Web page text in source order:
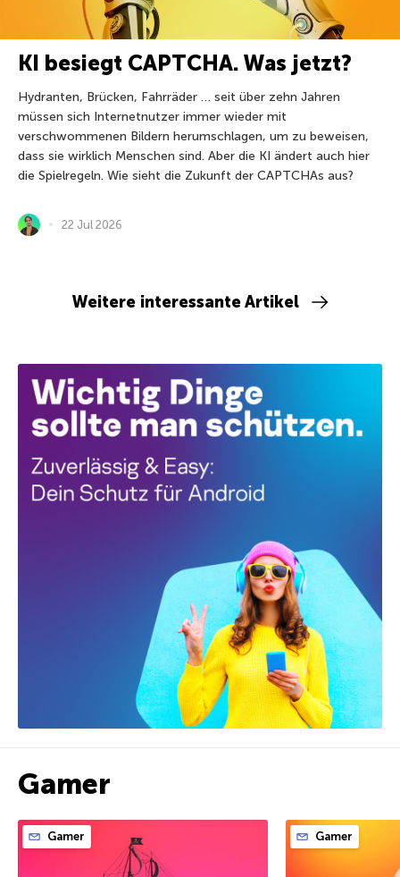
KI besiegt CAPTCHA. Was jetzt?
Hydranten, Brücken, Fahrräder … seit über zehn Jahren
müssen sich Internetnutzer immer wieder mit
verschwommenen Bildern herumschlagen, um zu beweisen,
dass sie wirklich Menschen sind. Aber die KI ändert auch hier
die Spielregeln. Wie sieht die Zukunft der CAPTCHAs aus?
22 Jul 2026
Weitere interessante Artikel
Gamer
Gamer Gamer